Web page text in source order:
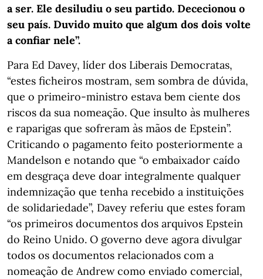
a ser. Ele desiludiu o seu partido. Dececionou o
seu país. Duvido muito que algum dos dois volte
a confiar nele”.
Para Ed Davey, líder dos Liberais Democratas,
“estes ficheiros mostram, sem sombra de dúvida,
que o primeiro-ministro estava bem ciente dos
riscos da sua nomeação. Que insulto às mulheres
e raparigas que sofreram às mãos de Epstein”.
Criticando o pagamento feito posteriormente a
Mandelson e notando que “o embaixador caído
em desgraça deve doar integralmente qualquer
indemnização que tenha recebido a instituições
de solidariedade”, Davey referiu que estes foram
“os primeiros documentos dos arquivos Epstein
do Reino Unido. O governo deve agora divulgar
todos os documentos relacionados com a
nomeação de Andrew como enviado comercial,